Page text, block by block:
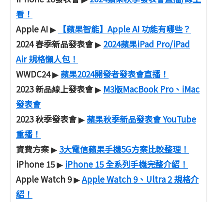
看！
Apple AI▶
【蘋果智能】Apple AI 功能有哪些？
2024 春季新品發表會▶ 2024蘋果iPad Pro/iPad
Air 規格懶人包！
WWDC24▶蘋果2024開發者發表會直播！
2023 新品線上發表會▶ M3版MacBook Pro、iMac
發表會
2023 秋季發表會▶蘋果秋季新品發表會 YouTube
重播！
資費方案▶ 3大電信蘋果手機5G方案比較整理！
iPhone 15▶ iPhone 15 全系列手機完整介紹！
Apple Watch 9▶Apple Watch 9、Ultra 2 規格介
紹！